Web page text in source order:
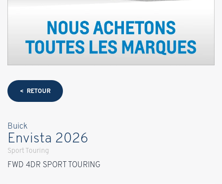
< RETOUR
Buick
Envista 2026
Sport Touring
FWD 4DR SPORT TOURING